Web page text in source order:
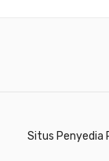
Situs Penyedia